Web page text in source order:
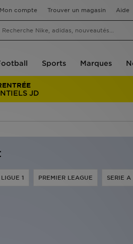
Mon compte Trouver un magasin Aide
Sports Marques
JD
LIGUE 1 PREMIER LEAGUE SERIE A